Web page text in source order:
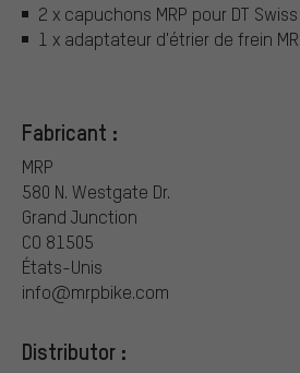
2 x capuchons MRP pour DT
1 x adaptateur d'étrier de frein
Fabricant :
MRP
580 N. Westgate Dr.
Grand Junction
CO 81505
États-Unis
info@mrpbike.com
Distributor :